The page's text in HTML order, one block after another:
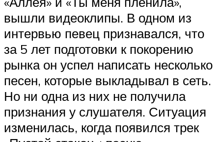
вышли видеоклипы. В одном из
интервью певец признавался, что
за 5 лет подготовки к покорению
рынка он успел написать несколько
песен, которые выкладывал в сеть.
Но ни одна из них не получила
признания у слушателя. Ситуация
изменилась, когда появился трек